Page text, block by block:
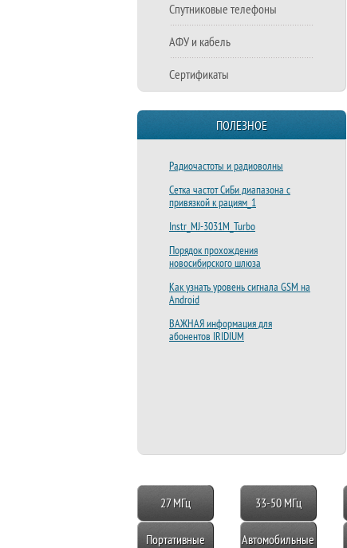
Спутниковые телефоны
АФУ и кабель
Сертификаты
ПОЛЕЗНОЕ
Радиочастоты и радиоволны
Сетка частот СиБи диапазона с
привязкой к рациям_1
Instr_MJ-3031M_Turbo
Порядок прохождения
новосибирского шлюза
Как узнать уровень сигнала GSM на
Android
ВАЖНАЯ информация для
абонентов IRIDIUM
27 МГц 33-50 МГц
Портативные Автомобильные